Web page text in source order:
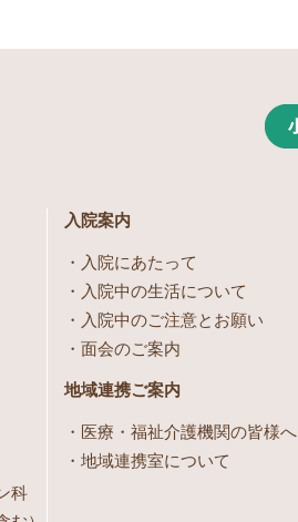
科
入院案内
入院にあたって
入院中の生活について
入院中のご注意とお願い
面会のご案内
地域連携ご案内
医療・福祉介護機関の皆様へ
地域連携室について